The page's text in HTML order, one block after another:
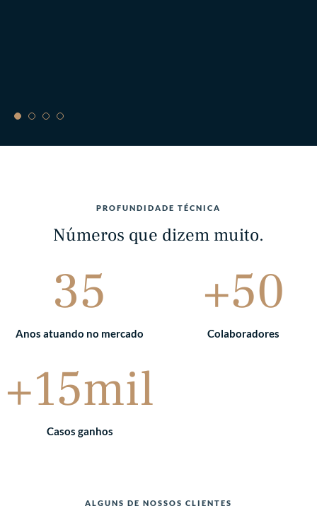
PROFUNDIDADE TÉCNICA
Números que dizem muito.
35
Anos atuando no mercado
+50
Colaboradores
+15mil
Casos ganhos
ALGUNS DE NOSSOS CLIENTES